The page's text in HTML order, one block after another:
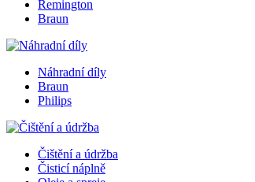
Remington
Braun
Náhradní díly
Braun
Philips
Čištění a údržba
Čisticí náplně